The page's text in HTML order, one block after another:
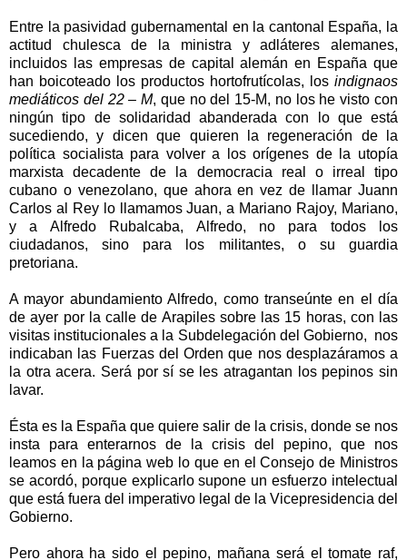
Entre la pasividad gubernamental en la cantonal España, la
actitud chulesca de la ministra y adláteres alemanes,
incluidos las empresas de capital alemán en España que
han boicoteado los productos hortofrutícolas, los indignaos
mediáticos del 22 – M, que no del 15-M, no los he visto con
ningún tipo de solidaridad abanderada con lo que está
sucediendo, y dicen que quieren la regeneración de la
política socialista para volver a los orígenes de la utopía
marxista decadente de la democracia real o irreal tipo
cubano o venezolano, que ahora en vez de llamar Juann
Carlos al Rey lo llamamos Juan, a Mariano Rajoy, Mariano,
y a Alfredo Rubalcaba, Alfredo, no para todos los
ciudadanos, sino para los militantes, o su guardia
pretoriana.
A mayor abundamiento Alfredo, como transeúnte en el día
de ayer por la calle de Arapiles sobre las 15 horas, con las
visitas institucionales a la Subdelegación del Gobierno, nos
indicaban las Fuerzas del Orden que nos desplazáramos a
la otra acera. Será por sí se les atragantan los pepinos sin
lavar.
Ésta es la España que quiere salir de la crisis, donde se nos
insta para enterarnos de la crisis del pepino, que nos
leamos en la página web lo que en el Consejo de Ministros
se acordó, porque explicarlo supone un esfuerzo intelectual
que está fuera del imperativo legal de la Vicepresidencia del
Gobierno.
Pero ahora ha sido el pepino, mañana será el tomate raf,